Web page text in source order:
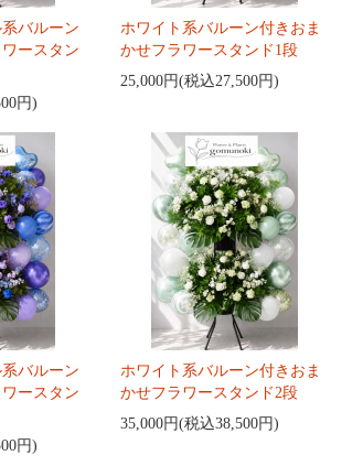
バルーン
ースタン
円)
ホワイト系バルーン付きおま
かせフラワースタンド1段
25,000円(税込27,500円)
バルーン
ースタン
円)
ホワイト系バルーン付きおま
かせフラワースタンド2段
35,000円(税込38,500円)